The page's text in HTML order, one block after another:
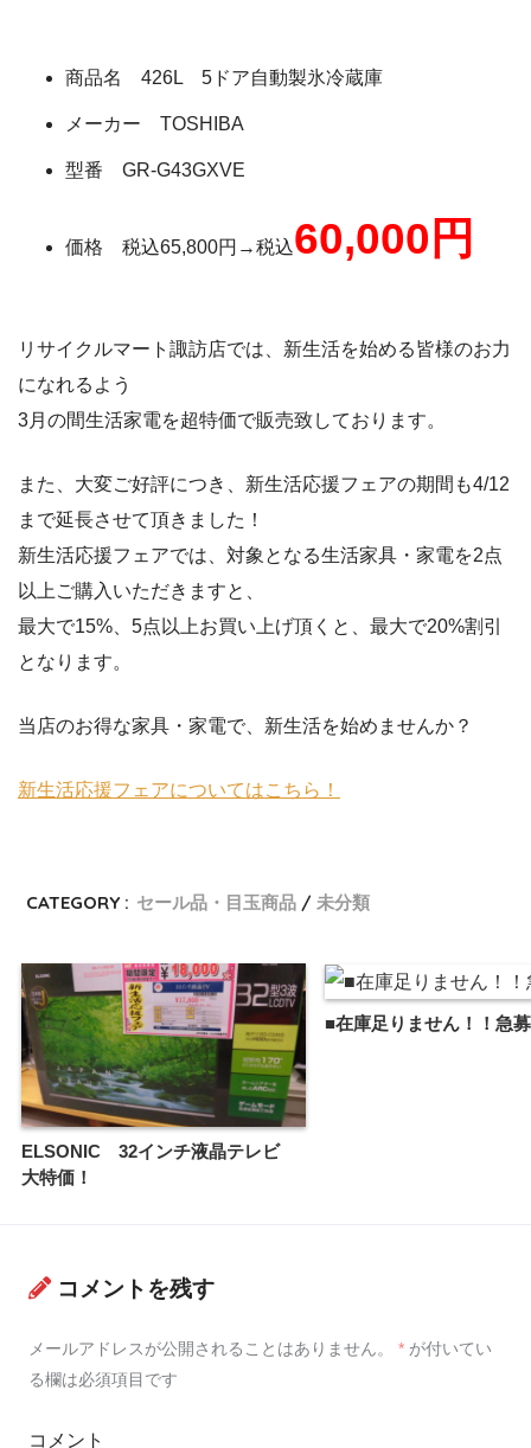
商品名 426L 5ドア自動製氷冷蔵庫
メーカー TOSHIBA
型番 GR-G43GXVE
価格 税込65,800円→税込60,000円
リサイクルマート諏訪店では、新生活を始める皆様のお力
になれるよう
3月の間生活家電を超特価で販売致しております。
また、大変ご好評につき、新生活応援フェアの期間も4/12
まで延長させて頂きました！
新生活応援フェアでは、対象となる生活家具・家電を2点
以上ご購入いただきますと、
最大で15%、5点以上お買い上げ頂くと、最大で20%割引
となります。
当店のお得な家具・家電で、新生活を始めませんか？
新生活応援フェアについてはこちら！
CATEGORY : セール品・目玉商品 未分類
ELSONIC 32インチ液晶テレビ
大特価！
■在庫足りません！！急
コメントを残す
メールアドレスが公開されることはありません。 * が付いてい
る欄は必須項目です
コメント